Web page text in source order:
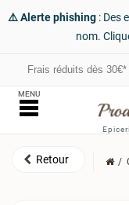
⚠️ Alerte phishing : Des
nom.
Frais réduits dès 30€*
MENU